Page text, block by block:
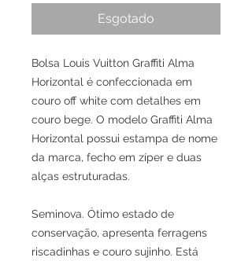
Esgotado
Bolsa Louis Vuitton Graffiti Alma
Horizontal é confeccionada em
couro off white com detalhes em
couro bege. O modelo Graffiti Alma
Horizontal possui estampa de nome
da marca, fecho em zíper e duas
alças estruturadas.
Seminova. Ótimo estado de
conservação, apresenta ferragens
riscadinhas e couro sujinho. Está